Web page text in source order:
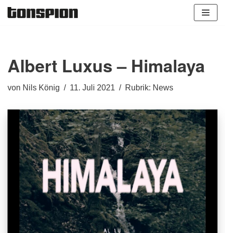
Albert Luxus – Himalaya
von Nils König 11. Juli 2021 Rubrik: News